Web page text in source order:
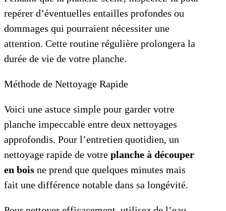
repérer d’éventuelles entailles profondes ou
dommages qui pourraient nécessiter une
attention. Cette routine régulière prolongera la
durée de vie de votre planche.
Méthode de Nettoyage Rapide
Voici une astuce simple pour garder votre
planche impeccable entre deux nettoyages
approfondis. Pour l’entretien quotidien, un
nettoyage rapide de votre planche à découper
en bois ne prend que quelques minutes mais
fait une différence notable dans sa longévité.